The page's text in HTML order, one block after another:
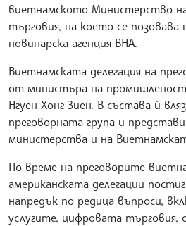
виетнамското Министерство
търговия, на което се позовава
новинарска агенция ВНА.
Виетнамската делегация на
от министъра на
Нгуен Хонг Зиен. В състава ѝ
преговорната група и
министерства и на
По време на преговорите
американската делегации
напредък по редица въпроси,
услугите, цифровата търговия,